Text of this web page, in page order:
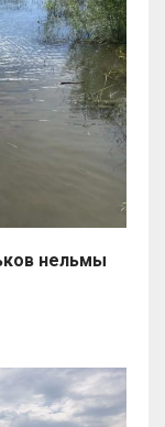
нельмы